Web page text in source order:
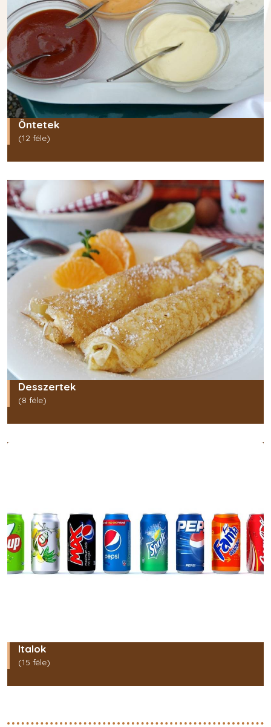
Öntetek
(12 féle)
Desszertek
(8 féle)
Italok
(15 féle)